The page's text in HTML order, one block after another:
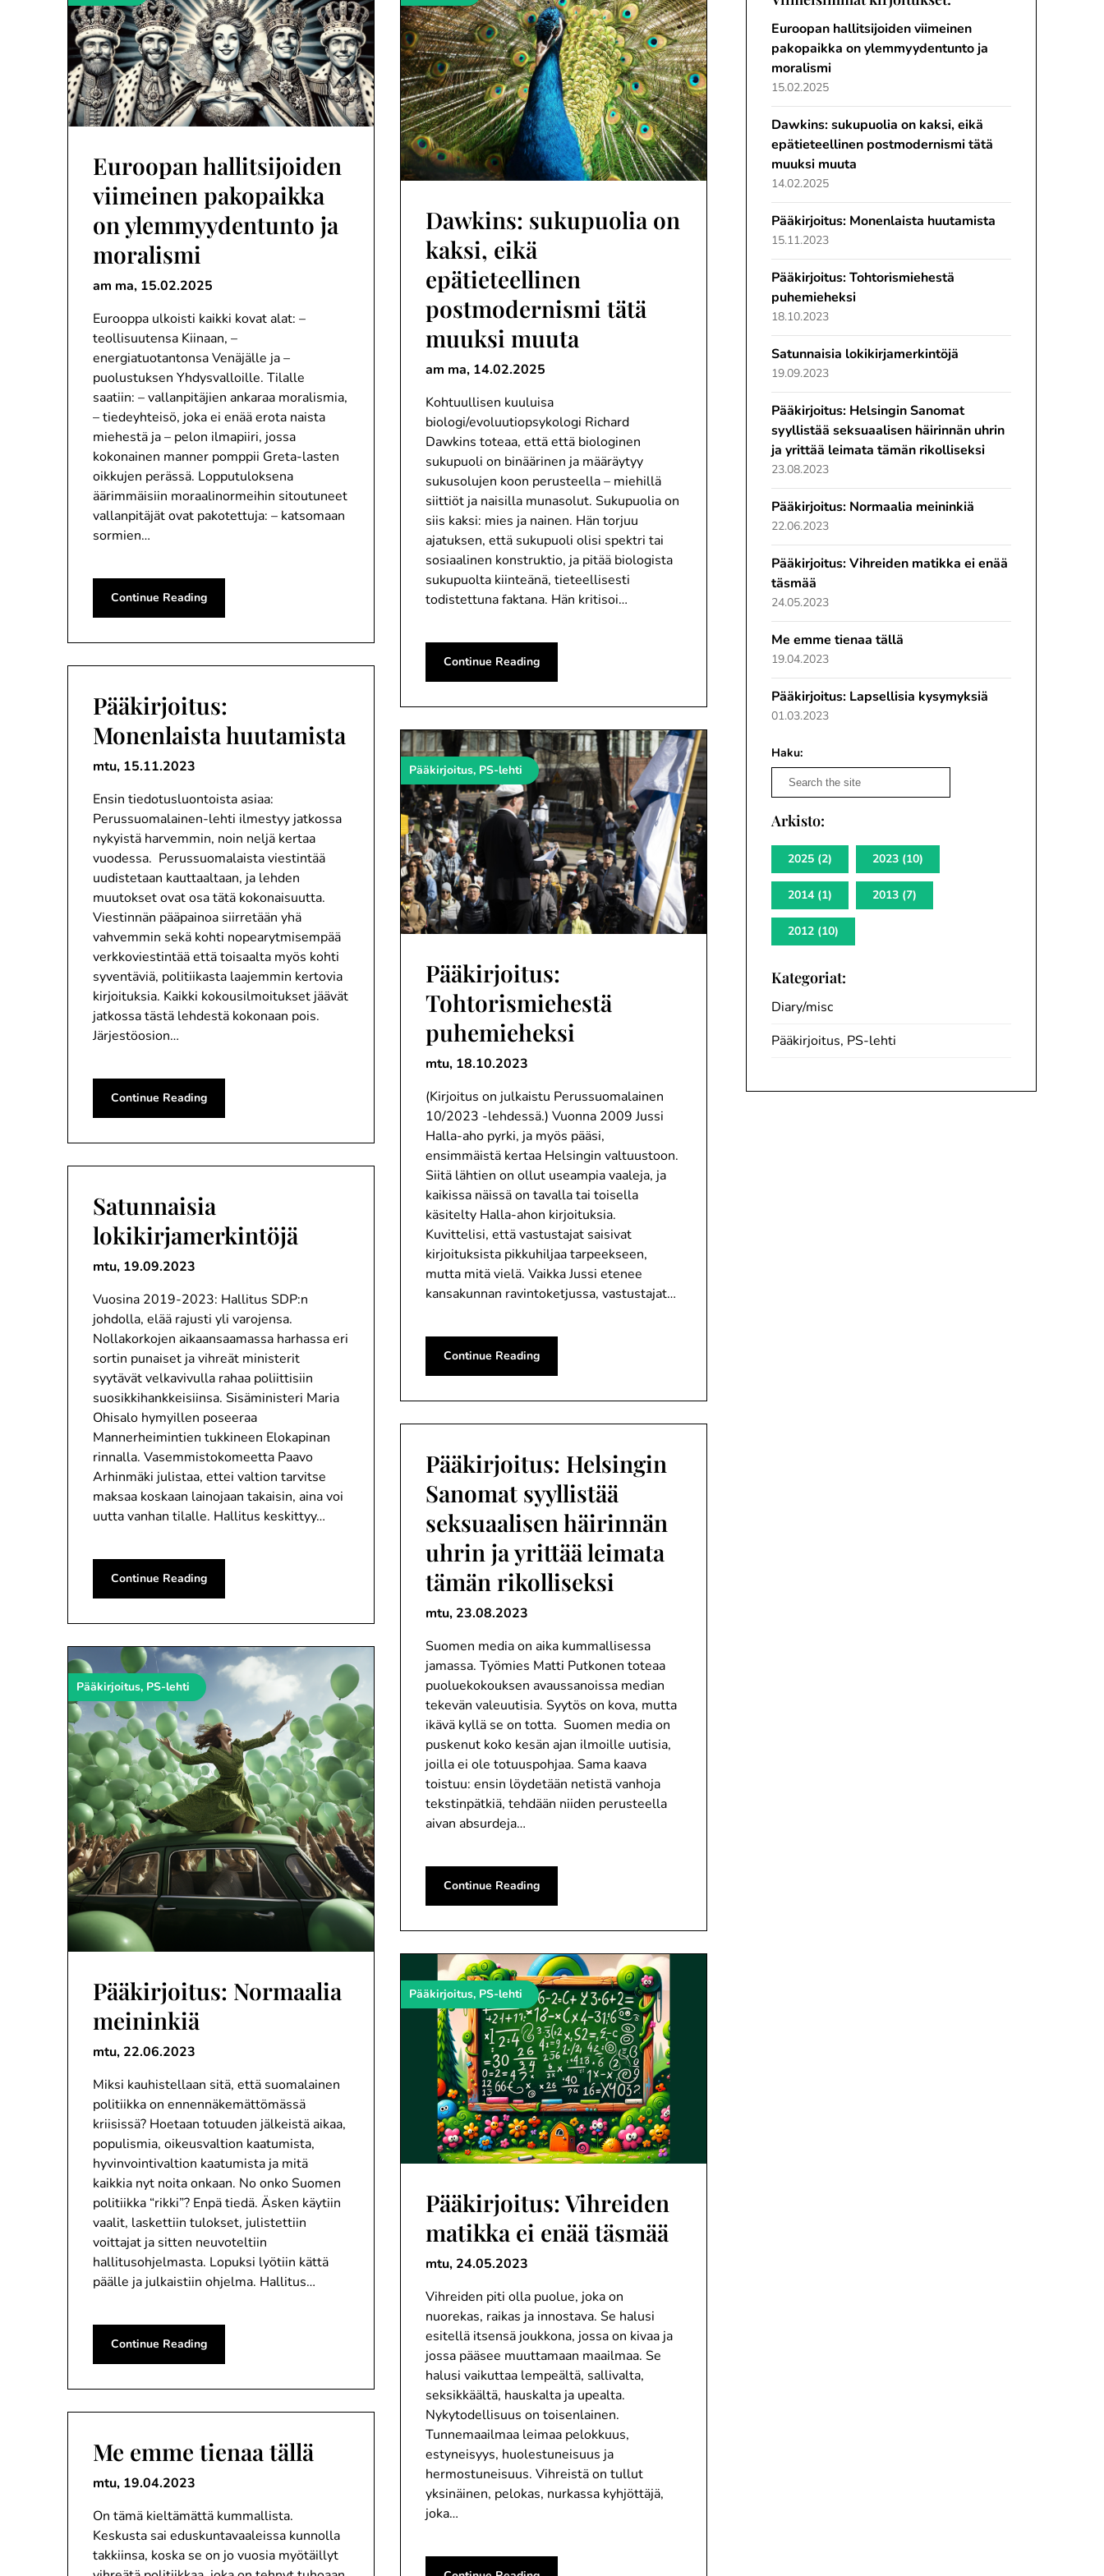
Euroopan hallitsijoiden
viimeinen pakopaikka
on ylemmyydentunto ja
moralismi
am ma, 15.02.2025
Eurooppa ulkoisti kaikki kovat alat: –
teollisuutensa Kiinaan, –
energiatuotantonsa Venäjälle ja –
puolustuksen Yhdysvalloille. Tilalle
saatiin: – vallanpitäjien ankaraa moralismia,
– tiedeyhteisö, joka ei enää erota naista
miehestä ja – pelon ilmapiiri, jossa
kokonainen manner pomppii Greta-lasten
oikkujen perässä. Lopputuloksena
äärimmäisiin moraalinormeihin sitoutuneet
vallanpitäjät ovat pakotettuja: – katsomaan
sormien…
Continue Reading
Pääkirjoitus:
Monenlaista huutamista
mtu, 15.11.2023
Ensin tiedotusluontoista asiaa:
Perussuomalainen-lehti ilmestyy jatkossa
nykyistä harvemmin, noin neljä kertaa
vuodessa. Perussuomalaista viestintää
uudistetaan kauttaaltaan, ja lehden
muutokset ovat osa tätä kokonaisuutta.
Viestinnän pääpainoa siirretään yhä
vahvemmin sekä kohti nopearytmisempää
verkkoviestintää että toisaalta myös kohti
syventäviä, politiikasta laajemmin kertovia
kirjoituksia. Kaikki kokousilmoitukset jäävät
jatkossa tästä lehdestä kokonaan pois.
Järjestöosion…
Continue Reading
Satunnaisia
lokikirjamerkintöjä
mtu, 19.09.2023
Vuosina 2019-2023: Hallitus SDP:n
johdolla, elää rajusti yli varojensa.
Nollakorkojen aikaansaamassa harhassa eri
sortin punaiset ja vihreät ministerit
syytävät velkavivulla rahaa poliittisiin
suosikkihankkeisiinsa. Sisäministeri Maria
Ohisalo hymyillen poseeraa
Mannerheimintien tukkineen Elokapinan
rinnalla. Vasemmistokomeetta Paavo
Arhinmäki julistaa, ettei valtion tarvitse
maksaa koskaan lainojaan takaisin, aina voi
uutta vanhan tilalle. Hallitus keskittyy…
Continue Reading
Pääkirjoitus, PS-lehti
Pääkirjoitus: Normaalia
meininkiä
mtu, 22.06.2023
Miksi kauhistellaan sitä, että suomalainen
politiikka on ennennäkemättömässä
kriisissä? Hoetaan totuuden jälkeistä aikaa,
populismia, oikeusvaltion kaatumista,
hyvinvointivaltion kaatumista ja mitä
kaikkia nyt noita onkaan. No onko Suomen
politiikka “rikki”? Enpä tiedä. Äsken käytiin
vaalit, laskettiin tulokset, julistettiin
voittajat ja sitten neuvoteltiin
hallitusohjelmasta. Lopuksi lyötiin kättä
päälle ja julkaistiin ohjelma. Hallitus…
Continue Reading
Me emme tienaa tällä
mtu, 19.04.2023
On tämä kieltämättä kummallista.
Keskusta sai eduskuntavaaleissa kunnolla
takkiinsa, koska se on jo vuosia myötäillyt
Dawkins: sukupuolia on
kaksi, eikä
epätieteellinen
postmodernismi tätä
muuksi muuta
am ma, 14.02.2025
Kohtuullisen kuuluisa
biologi/evoluutiopsykologi Richard
Dawkins toteaa, että että biologinen
sukupuoli on binäärinen ja määräytyy
sukusolujen koon perusteella – miehillä
siittiöt ja naisilla munasolut. Sukupuolia on
siis kaksi: mies ja nainen. Hän torjuu
ajatuksen, että sukupuoli olisi spektri tai
sosiaalinen konstruktio, ja pitää biologista
sukupuolta kiinteänä, tieteellisesti
todistettuna faktana. Hän kritisoi…
Continue Reading
Pääkirjoitus, PS-lehti
Pääkirjoitus:
Tohtorismiehestä
puhemieheksi
mtu, 18.10.2023
(Kirjoitus on julkaistu Perussuomalainen
10/2023 -lehdessä.) Vuonna 2009 Jussi
Halla-aho pyrki, ja myös pääsi,
ensimmäistä kertaa Helsingin valtuustoon.
Siitä lähtien on ollut useampia vaaleja, ja
kaikissa näissä on tavalla tai toisella
käsitelty Halla-ahon kirjoituksia.
Kuvittelisi, että vastustajat saisivat
kirjoituksista pikkuhiljaa tarpeekseen,
mutta mitä vielä. Vaikka Jussi etenee
kansakunnan ravintoketjussa, vastustajat…
Continue Reading
Pääkirjoitus: Helsingin
Sanomat syyllistää
seksuaalisen häirinnän
uhrin ja yrittää leimata
tämän rikolliseksi
mtu, 23.08.2023
Suomen media on aika kummallisessa
jamassa. Työmies Matti Putkonen toteaa
puoluekokouksen avaussanoissa median
tekevän valeuutisia. Syytös on kova, mutta
ikävä kyllä se on totta. Suomen media on
puskenut koko kesän ajan ilmoille uutisia,
joilla ei ole totuuspohjaa. Sama kaava
toistuu: ensin löydetään netistä vanhoja
tekstinpätkiä, tehdään niiden perusteella
aivan absurdeja…
Continue Reading
Pääkirjoitus, PS-lehti
Pääkirjoitus: Vihreiden
matikka ei enää täsmää
mtu, 24.05.2023
Vihreiden piti olla puolue, joka on
nuorekas, raikas ja innostava. Se halusi
esitellä itsensä joukkona, jossa on kivaa ja
jossa pääsee muuttamaan maailmaa. Se
halusi vaikuttaa lempeältä, sallivalta,
seksikkäältä, hauskalta ja upealta.
Nykytodellisuus on toisenlainen.
Tunnemaailmaa leimaa pelokkuus,
estyneisyys, huolestuneisuus ja
hermostuneisuus. Vihreistä on tullut
yksinäinen, pelokas, nurkassa kyhjöttäjä,
joka…
Euroopan hallitsijoiden viimeinen
pakopaikka on ylemmyydentunto ja
moralismi
15.02.2025
Dawkins: sukupuolia on kaksi, eikä
epätieteellinen postmodernismi tätä
muuksi muuta
14.02.2025
Pääkirjoitus: Monenlaista huutamista
15.11.2023
Pääkirjoitus: Tohtorismiehestä
puhemieheksi
18.10.2023
Satunnaisia lokikirjamerkintöjä
19.09.2023
Pääkirjoitus: Helsingin Sanomat
syyllistää seksuaalisen häirinnän uhrin
ja yrittää leimata tämän rikolliseksi
23.08.2023
Pääkirjoitus: Normaalia meininkiä
22.06.2023
Pääkirjoitus: Vihreiden matikka ei enää
täsmää
24.05.2023
Me emme tienaa tällä
19.04.2023
Pääkirjoitus: Lapsellisia kysymyksiä
01.03.2023
Haku:
Arkisto:
2025(2) 2023(10)
2014(1) 2013(7)
2012(10)
Kategoriat:
Diary/misc
Pääkirjoitus, PS-lehti